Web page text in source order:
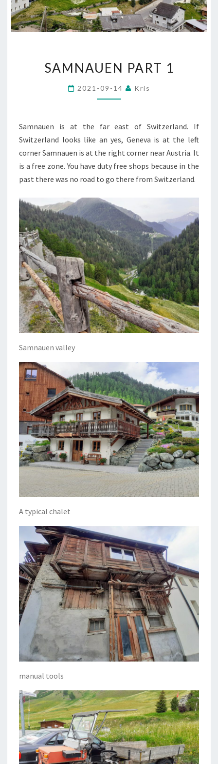
PART
SAMNAUEN PART 1
2021-09-14 Kris
Samnauen is at the far east of Switzerland. If
Switzerland looks like an yes, Geneva is at the left
corner Samnauen is at the right corner near Austria. It
is a free zone. You have duty free shops because in the
past there was no road to go there from Switzerland.
Samnauen valley
A typical chalet
manual tools